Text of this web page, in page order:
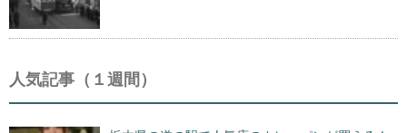
人気記事（１週間）